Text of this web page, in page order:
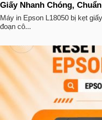
Giấy Nhanh Chóng,
Máy in Epson L18050 bị kẹt
đoạn cô...